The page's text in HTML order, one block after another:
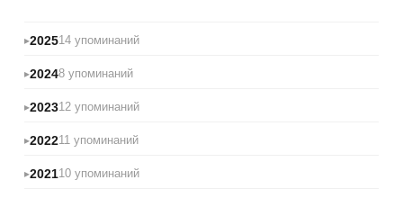
202514 упоминаний
20248 упоминаний
202312 упоминаний
202211 упоминаний
202110 упоминаний